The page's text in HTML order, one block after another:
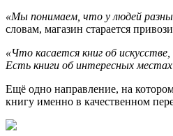
«Мы понимаем, что у людей
словам, магазин старается
«Что касается книг об
Есть книги об интересных
Ещё одно направление, на
книгу именно в качественном